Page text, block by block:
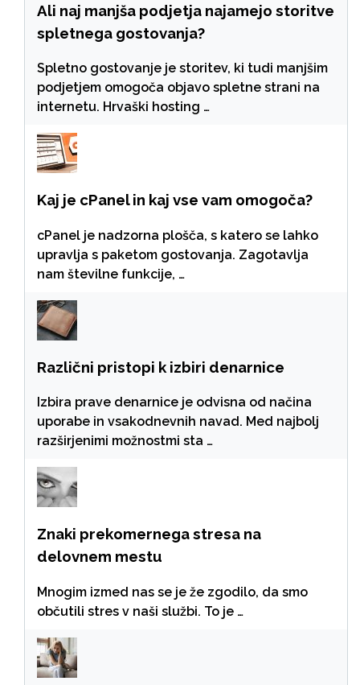
Ali naj manjša podjetja najamejo storitve
spletnega gostovanja?
Spletno gostovanje je storitev, ki tudi manjšim
podjetjem omogoča objavo spletne strani na
internetu. Hrvaški hosting …
Kaj je cPanel in kaj vse vam omogoča?
cPanel je nadzorna plošča, s katero se lahko
upravlja s paketom gostovanja. Zagotavlja
nam številne funkcije, …
Različni pristopi k izbiri denarnice
Izbira prave denarnice je odvisna od načina
uporabe in vsakodnevnih navad. Med najbolj
razširjenimi možnostmi sta …
Znaki prekomernega stresa na
delovnem mestu
Mnogim izmed nas se je že zgodilo, da smo
občutili stres v naši službi. To je …